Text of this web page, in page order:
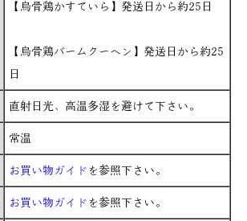
【烏骨鶏かすていら】発送日から約25日
【烏骨鶏バームクーヘン】発送日から約25
日
直射日光、高温多湿を避けて下さい。
常温
お買い物ガイド を参照下さい。
お買い物ガイド を参照下さい。